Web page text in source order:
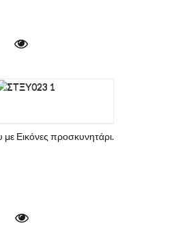
με Εικόνες προσκυνητάρι.